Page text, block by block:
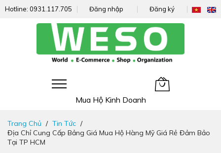
Hotline: 0931.117.705 Đăng nhập Đăng ký
Mua Hộ Kinh Doanh
nhanh
đến
nội
Trang Chủ
Tin Tức
Địa Chỉ Cung Cấp Bảng Giá Mua Hộ Hàng Mỹ Giá Rẻ Đảm Bảo
Tại TP HCM